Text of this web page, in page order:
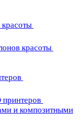
красоты
и композитными